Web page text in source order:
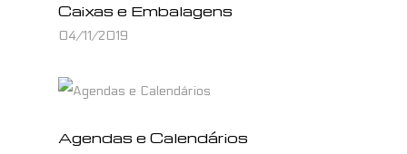
Caixas e Embalagens
04/11/2019
Agendas e Calendários